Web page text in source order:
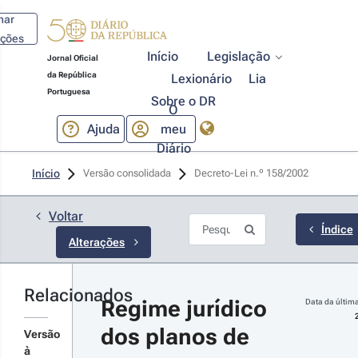
Jornal Oficial
da República
Portuguesa
Início
Legislação
Lexionário
Lia
Sobre o DR
Ajuda
O
meu
Diário
Início Versão consolidada Decreto-Lei n.º 158/2002
Voltar
Alterações
n.º
Lei
2002,
2 de
Índice
Relacionados
Versão
à
Regime jurídico
dos planos de
Data da